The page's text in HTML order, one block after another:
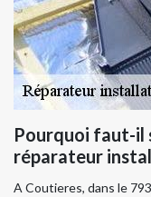
Pourquoi faut-il
réparateur
A Coutieres, dans le